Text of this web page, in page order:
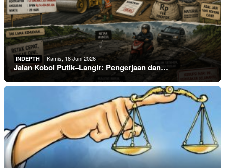
INDEPTH Kamis, 18 Juni 2026
Jalan Koboi Putik–Langir: Pengerjaan dan…